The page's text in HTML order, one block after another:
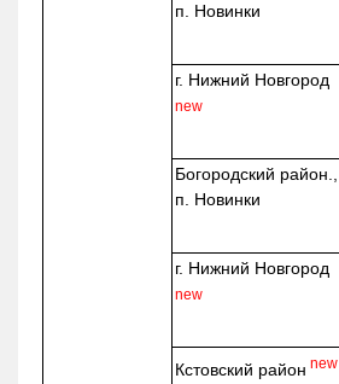
п. Новинки
г. Нижний Новгород
new
Богородский район.,
п. Новинки
г. Нижний Новгород
new
Кстовский район new